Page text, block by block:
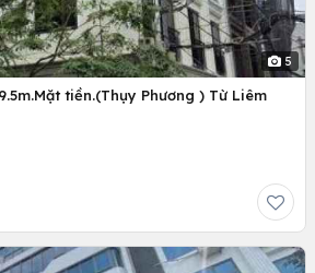
5
tiền.(Thụy Phương ) Từ Liêm